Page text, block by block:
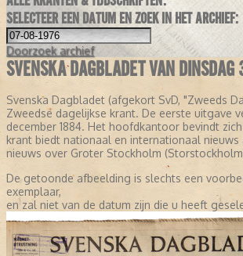
SELECTEER EEN DATUM EN ZOEK IN HET ARCHIEF:
Doorzoek archief
SVENSKA DAGBLADET VAN
Svenska Dagbladet (afgekort SvD, "Zweeds
Zweedse dagelijkse krant. De eerste uitgave
december 1884. Het hoofdkantoor bevindt
krant biedt nationaal en internationaal
nieuws over Groter Stockholm
De getoonde afbeelding is slechts een
exemplaar,
en zal niet van de datum zijn die u heeft